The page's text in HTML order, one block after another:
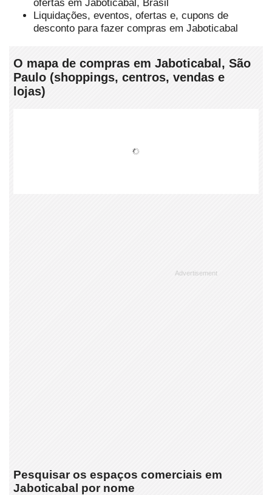
ofertas em Jaboticabal, Brasil
Liquidações, eventos, ofertas e, cupons de
desconto para fazer compras em Jaboticabal
O mapa de compras em Jaboticabal, São
Paulo (shoppings, centros, vendas e
lojas)
Pesquisar os espaços comerciais em
Jaboticabal por nome